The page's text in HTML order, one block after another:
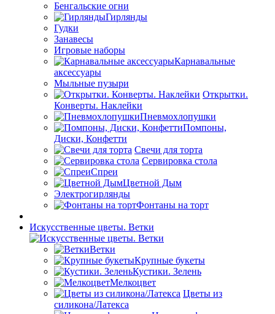
Бенгальские огни
Гирлянды
Гудки
Занавесы
Игровые наборы
Карнавальные
аксессуары
Мыльные пузыри
Открытки.
Конверты. Наклейки
Пневмохлопушки
Помпоны,
Диски, Конфетти
Свечи для торта
Сервировка стола
Спреи
Цветной Дым
Электрогирлянды
Фонтаны на торт
Искусственные цветы. Ветки
Ветки
Крупные букеты
Кустики. Зелень
Мелкоцвет
Цветы из
силикона/Латекса